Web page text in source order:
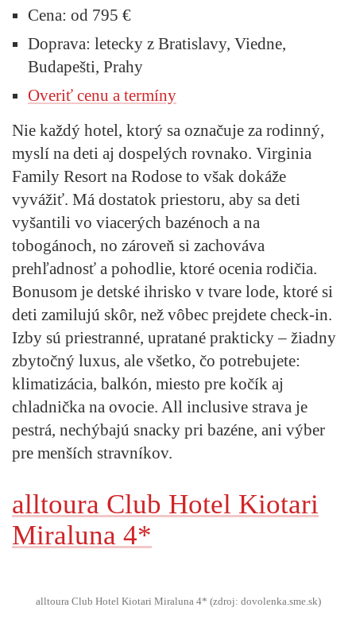
Cena: od 795 €
Doprava: letecky z Bratislavy, Viedne,
Budapešti, Prahy
Overiť cenu a termíny
Nie každý hotel, ktorý sa označuje za rodinný,
myslí na deti aj dospelých rovnako. Virginia
Family Resort na Rodose to však dokáže
vyvážiť. Má dostatok priestoru, aby sa deti
vyšantili vo viacerých bazénoch a na
tobogánoch, no zároveň si zachováva
prehľadnosť a pohodlie, ktoré ocenia rodičia.
Bonusom je detské ihrisko v tvare lode, ktoré si
deti zamilujú skôr, než vôbec prejdete check-in.
Izby sú priestranné, upratané prakticky – žiadny
zbytočný luxus, ale všetko, čo potrebujete:
klimatizácia, balkón, miesto pre kočík aj
chladnička na ovocie. All inclusive strava je
pestrá, nechýbajú snacky pri bazéne, ani výber
pre menších stravníkov.
alltoura Club Hotel Kiotari
Miraluna 4*
alltoura Club Hotel Kiotari Miraluna 4* (zdroj: dovolenka.sme.sk)